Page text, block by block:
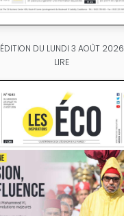
ÉDITION DU LUNDI 3 AOÛT 2026
LIRE